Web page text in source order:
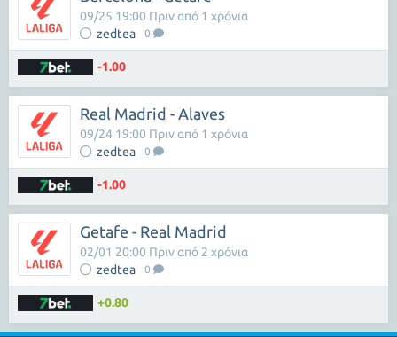
zedtea 0
09/25 19:00 Πριν από 1 χρόνια
-1.00
Real Madrid - Alaves
zedtea 0
09/24 19:00 Πριν από 1 χρόνια
-1.00
Getafe - Real Madrid
zedtea 0
02/01 20:00 Πριν από 2 χρόνια
+0.80